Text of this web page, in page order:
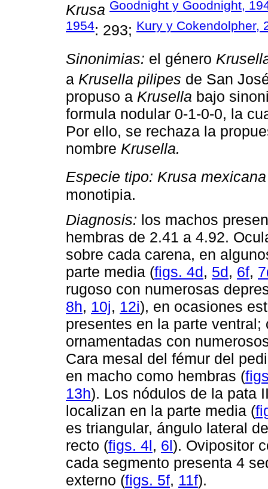
Krusa Goodnight y Goodnight,
1954: 293; Kury y Cokendolpher,
Sinonimias: el género
a Krusella pilipes de San
propuso a Krusella bajo
formula nodular 0-1-0-0, la
Por ello, se rechaza la
nombre Krusella.
Especie tipo: Krusa
monotipia.
Diagnosis: los machos
hembras de 2.41 a 4.92.
sobre cada carena, en
parte media (figs. 4d, 5d, 6f,
rugoso con numerosas
8h, 10j, 12i), en ocasiones
presentes en la parte
ornamentadas con
Cara mesal del fémur del
en macho como hembras (
13h). Los nódulos de la pata
localizan en la parte media (
es triangular, ángulo lateral
recto (figs. 4l, 6l). Ovipositor
cada segmento presenta 4
externo (figs. 5f, 11f).